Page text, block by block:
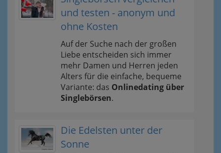
und testen - anonym und
ohne Kosten
Auf der Suche nach der großen
Liebe entscheiden sich immer
mehr Damen und Herren jeden
Alters für die einfache, bequeme
Variante: das Onlinedating über
Singlebörsen.
Die Edelsten unter der
Sonne